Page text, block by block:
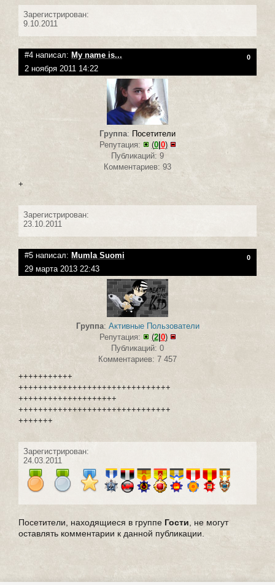
Зарегистрирован:
9.10.2011
#4 написал: My name is... 0
2 ноября 2011 14:22
Группа: Посетители
Репутация:
(0| 0)
Публикаций: 9
Комментариев: 93
+
Зарегистрирован:
23.10.2011
#5 написал: Mumla Suomi 0
29 марта 2013 22:43
Группа: Активные Пользователи
Репутация:
(2| 0)
Публикаций: 0
Комментариев: 7 457
+++++++++++
+++++++++++++++++++++++++++++++
++++++++++++++++++++
+++++++++++++++++++++++++++++++
+++++++
Зарегистрирован:
24.03.2011
Посетители, находящиеся в группе Гости, не могут
оставлять комментарии к данной публикации.